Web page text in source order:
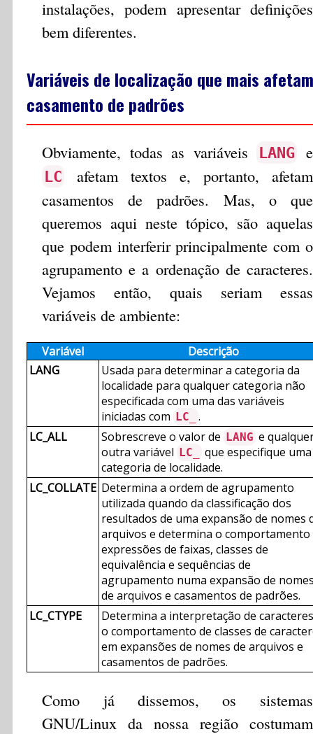
instalações, podem apresentar definições
bem diferentes.
Variáveis de localização que mais
casamento de padrões
Obviamente, todas as variáveis LANG e
LC
afetam textos e, portanto, afetam
casamentos de padrões. Mas, o que
queremos aqui neste tópico, são aquelas
que podem interferir principalmente com o
agrupamento e a ordenação de caracteres.
Vejamos então, quais seriam essas
variáveis de ambiente:
Variável
Descrição
LANG
Usada para determinar a categoria da
localidade para qualquer categoria não
especificada com uma das variáveis
iniciadas com
LC_
.
LC_ALL
Sobrescreve o valor de LANG e
outra variável
LC_
que especifique uma
categoria de localidade.
LC_COLLATE Determina a ordem de agrupamento
utilizada quando da classificação dos
resultados de uma expansão de nomes
arquivos e determina o comportamento
expressões de faixas, classes de
equivalência e sequências de
agrupamento numa expansão de
de arquivos e casamentos de padrões.
LC_CTYPE
Determina a interpretação de
o comportamento de classes de
em expansões de nomes de arquivos e
casamentos de padrões.
Como já dissemos, os sistemas
GNU/Linux da nossa região costumam